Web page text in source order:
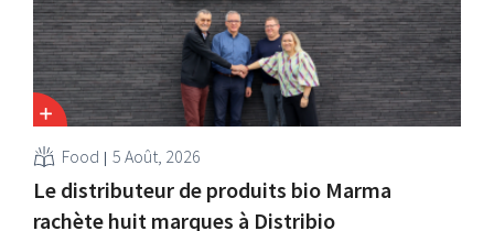
Food 5 Août, 2026
Le distributeur de produits bio Marma
rachète huit marques à Distribio